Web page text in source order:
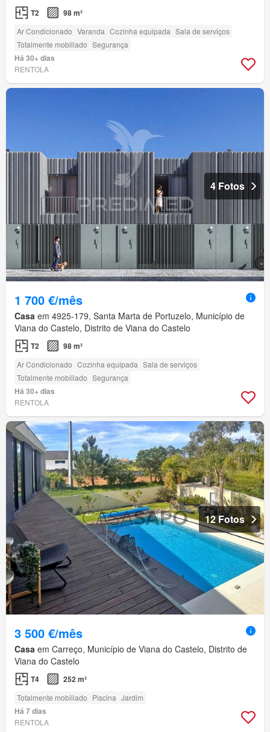
T2 98 m²
Ar Condicionado Varanda Cozinha equipada Sala de serviços
Totalmente mobiliado Segurança
Há 30+ dias
RENTOLA
4 Fotos
1 700 €/mês
Casa em 4925-179, Santa Marta de Portuzelo, Município de
Viana do Castelo, Distrito de Viana do Castelo
T2 98 m²
Ar Condicionado Cozinha equipada Sala de serviços
Totalmente mobiliado Segurança
Há 30+ dias
RENTOLA
12 Fotos
3 500 €/mês
Casa em Carreço, Município de Viana do Castelo, Distrito de
Viana do Castelo
T4 252 m²
Totalmente mobiliado Piscina Jardim
Há 7 dias
RENTOLA